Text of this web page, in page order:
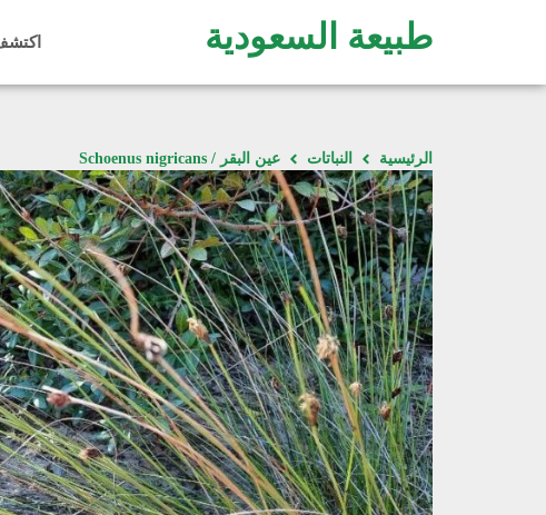
طبيعة السعودية
الرئيسية النباتات عين البقر / Schoenus nigricans